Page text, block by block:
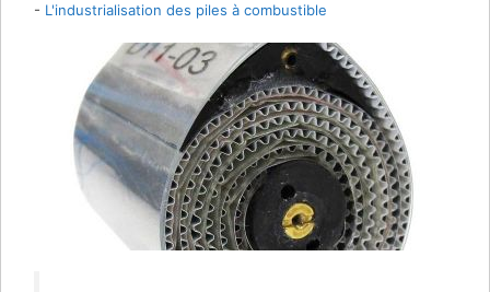
- L'industrialisation des piles à combustible